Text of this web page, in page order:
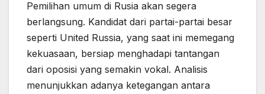
Pemilihan umum di Rusia akan segera
berlangsung. Kandidat dari partai-partai besar
seperti United Russia, yang saat ini memegang
kekuasaan, bersiap menghadapi tantangan
dari oposisi yang semakin vokal. Analisis
menunjukkan adanya ketegangan antara